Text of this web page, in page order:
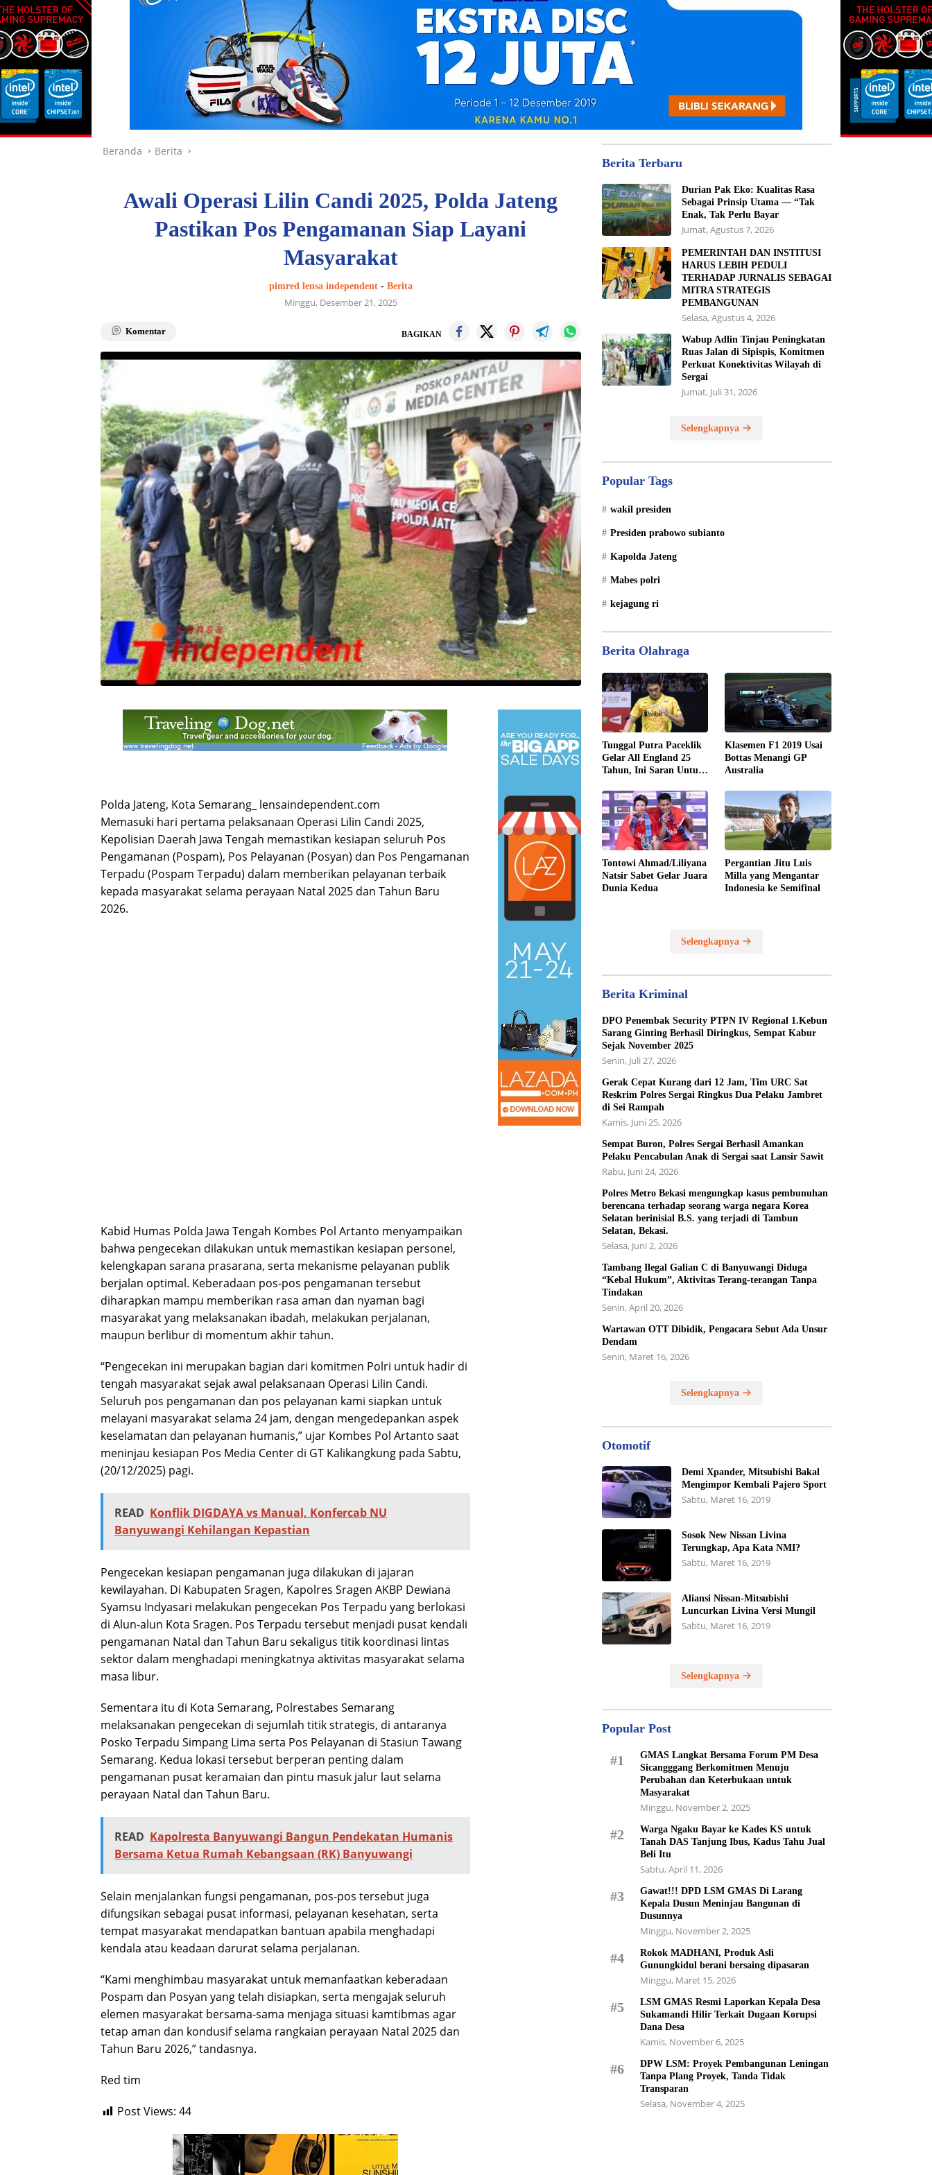
Beranda Berita
Awali Operasi Lilin Candi 2025, Polda Jateng
Pastikan Pos Pengamanan Siap Layani
Masyarakat
pimred lensa independent- Berita
Minggu, Desember 21, 2025
Komentar BAGIKAN
Polda Jateng, Kota Semarang_ lensaindependent.com
Memasuki hari pertama pelaksanaan Operasi Lilin Candi 2025,
Kepolisian Daerah Jawa Tengah memastikan kesiapan seluruh Pos
Pengamanan (Pospam), Pos Pelayanan (Posyan) dan Pos Pengamanan
Terpadu (Pospam Terpadu) dalam memberikan pelayanan terbaik
kepada masyarakat selama perayaan Natal 2025 dan Tahun Baru
2026.
Kabid Humas Polda Jawa Tengah Kombes Pol Artanto menyampaikan
bahwa pengecekan dilakukan untuk memastikan kesiapan personel,
kelengkapan sarana prasarana, serta mekanisme pelayanan publik
berjalan optimal. Keberadaan pos-pos pengamanan tersebut
diharapkan mampu memberikan rasa aman dan nyaman bagi
masyarakat yang melaksanakan ibadah, melakukan perjalanan,
maupun berlibur di momentum akhir tahun.
“Pengecekan ini merupakan bagian dari komitmen Polri untuk hadir di
tengah masyarakat sejak awal pelaksanaan Operasi Lilin Candi.
Seluruh pos pengamanan dan pos pelayanan kami siapkan untuk
melayani masyarakat selama 24 jam, dengan mengedepankan aspek
keselamatan dan pelayanan humanis,” ujar Kombes Pol Artanto saat
meninjau kesiapan Pos Media Center di GT Kalikangkung pada Sabtu,
(20/12/2025) pagi.
READ Konflik DIGDAYA vs Manual, Konfercab NU
Banyuwangi Kehilangan Kepastian
Pengecekan kesiapan pengamanan juga dilakukan di jajaran
kewilayahan. Di Kabupaten Sragen, Kapolres Sragen AKBP Dewiana
Syamsu Indyasari melakukan pengecekan Pos Terpadu yang berlokasi
di Alun-alun Kota Sragen. Pos Terpadu tersebut menjadi pusat kendali
pengamanan Natal dan Tahun Baru sekaligus titik koordinasi lintas
sektor dalam menghadapi meningkatnya aktivitas masyarakat selama
masa libur.
Sementara itu di Kota Semarang, Polrestabes Semarang
melaksanakan pengecekan di sejumlah titik strategis, di antaranya
Posko Terpadu Simpang Lima serta Pos Pelayanan di Stasiun Tawang
Semarang. Kedua lokasi tersebut berperan penting dalam
pengamanan pusat keramaian dan pintu masuk jalur laut selama
perayaan Natal dan Tahun Baru.
READ Kapolresta Banyuwangi Bangun Pendekatan Humanis
Bersama Ketua Rumah Kebangsaan (RK) Banyuwangi
Selain menjalankan fungsi pengamanan, pos-pos tersebut juga
difungsikan sebagai pusat informasi, pelayanan kesehatan, serta
tempat masyarakat mendapatkan bantuan apabila menghadapi
kendala atau keadaan darurat selama perjalanan.
“Kami menghimbau masyarakat untuk memanfaatkan keberadaan
Pospam dan Posyan yang telah disiapkan, serta mengajak seluruh
elemen masyarakat bersama-sama menjaga situasi kamtibmas agar
tetap aman dan kondusif selama rangkaian perayaan Natal 2025 dan
Tahun Baru 2026,” tandasnya.
Red tim
Post Views: 44
Berita Terbaru
Durian Pak Eko: Kualitas Rasa
Sebagai Prinsip Utama — “Tak
Enak, Tak Perlu Bayar
Jumat, Agustus 7, 2026
PEMERINTAH DAN INSTITUSI
HARUS LEBIH PEDULI
TERHADAP JURNALIS SEBAGAI
MITRA STRATEGIS
PEMBANGUNAN
Selasa, Agustus 4, 2026
Wabup Adlin Tinjau Peningkatan
Ruas Jalan di Sipispis, Komitmen
Perkuat Konektivitas Wilayah di
Sergai
Jumat, Juli 31, 2026
Selengkapnya
Popular Tags
wakil presiden
Presiden prabowo subianto
Kapolda Jateng
Mabes polri
kejagung ri
Berita Olahraga
Tunggal Putra Paceklik
Gelar All England 25
Tahun, Ini Saran Untuk
Klasemen F1 2019 Usai
Bottas Menangi GP
Australia
Tontowi Ahmad/Liliyana
Natsir Sabet Gelar Juara
Dunia Kedua
Pergantian Jitu Luis
Milla yang Mengantar
Indonesia ke Semifinal
Selengkapnya
Berita Kriminal
DPO Penembak Security PTPN IV Regional 1.Kebun
Sarang Ginting Berhasil Diringkus, Sempat Kabur
Sejak November 2025
Senin, Juli 27, 2026
Gerak Cepat Kurang dari 12 Jam, Tim URC Sat
Reskrim Polres Sergai Ringkus Dua Pelaku Jambret
di Sei Rampah
Kamis, Juni 25, 2026
Sempat Buron, Polres Sergai Berhasil Amankan
Pelaku Pencabulan Anak di Sergai saat Lansir Sawit
Rabu, Juni 24, 2026
Polres Metro Bekasi mengungkap kasus pembunuhan
berencana terhadap seorang warga negara Korea
Selatan berinisial B.S. yang terjadi di Tambun
Selatan, Bekasi.
Selasa, Juni 2, 2026
Tambang Ilegal Galian C di Banyuwangi Diduga
“Kebal Hukum”, Aktivitas Terang-terangan Tanpa
Tindakan
Senin, April 20, 2026
Wartawan OTT Dibidik, Pengacara Sebut Ada Unsur
Dendam
Senin, Maret 16, 2026
Selengkapnya
Otomotif
Demi Xpander, Mitsubishi Bakal
Mengimpor Kembali Pajero Sport
Sabtu, Maret 16, 2019
Sosok New Nissan Livina
Terungkap, Apa Kata NMI?
Sabtu, Maret 16, 2019
Aliansi Nissan-Mitsubishi
Luncurkan Livina Versi Mungil
Sabtu, Maret 16, 2019
Selengkapnya
Popular Post
#1
GMAS Langkat Bersama Forum PM Desa
Sicangggang Berkomitmen Menuju
Perubahan dan Keterbukaan untuk
Masyarakat
Minggu, November 2, 2025
#2
Warga Ngaku Bayar ke Kades KS untuk
Tanah DAS Tanjung Ibus, Kadus Tahu Jual
Beli Itu
Sabtu, April 11, 2026
#3
Gawat!!! DPD LSM GMAS Di Larang
Kepala Dusun Meninjau Bangunan di
Dusunnya
Minggu, November 2, 2025
#4
Rokok MADHANI, Produk Asli
Gunungkidul berani bersaing dipasaran
Minggu, Maret 15, 2026
#5
LSM GMAS Resmi Laporkan Kepala Desa
Sukamandi Hilir Terkait Dugaan Korupsi
Dana Desa
Kamis, November 6, 2025
#6
DPW LSM: Proyek Pembangunan Leningan
Tanpa Plang Proyek, Tanda Tidak
Transparan
Selasa, November 4, 2025